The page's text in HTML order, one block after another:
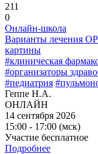
211
0
Онлайн-школа
Варианты лечения
картины
#клиническая
#организаторы
#педиатрия
Геппе Н.А.
ОНЛАЙН
14 сентября 2026
15:00 - 17:00 (мск)
Участие бесплатное
Подробнее